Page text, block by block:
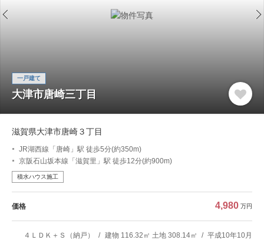
一戸建て
大津市唐崎三丁目
滋賀県大津市唐崎３丁目
JR湖西線「唐崎」駅 徒歩5分(約350m)
京阪石山坂本線「滋賀里」駅 徒歩12分(約900m)
積水ハウス施工
価格 4,980 万円
４ＬＤＫ＋Ｓ（納戸） 建物 116.32㎡ 土地 308.14㎡ 平成10年10月